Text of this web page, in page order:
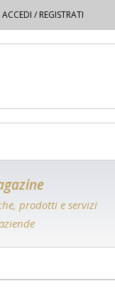
ACCEDI / REGISTRATI
prodotti e servizi